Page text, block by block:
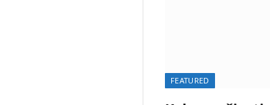
FEATURED